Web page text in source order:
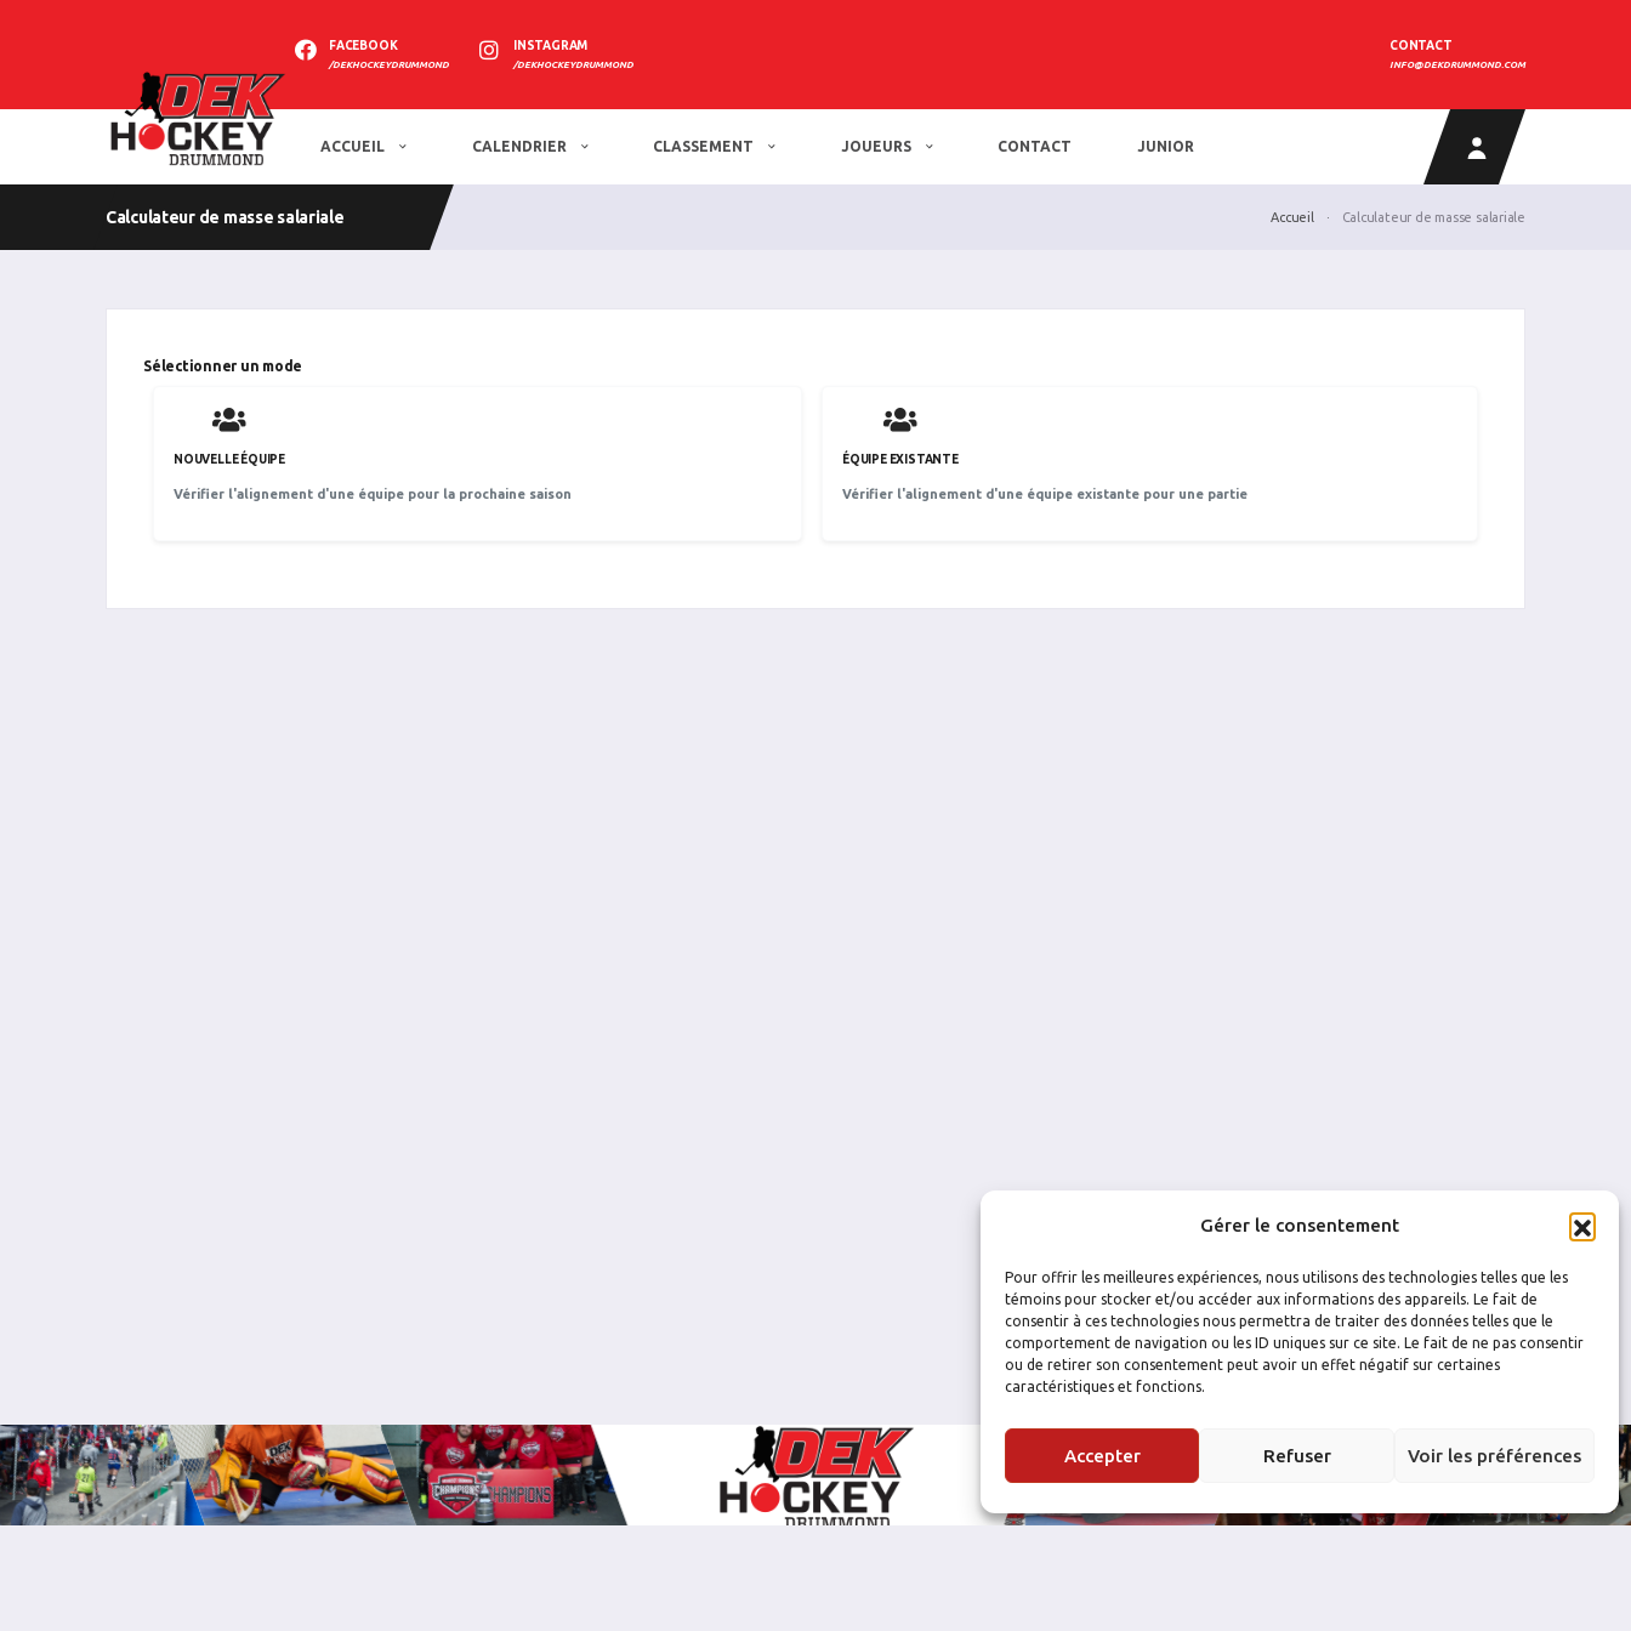
Gérer le consentement
Pour offrir les meilleures expériences, nous utilisons des technologies telles que les
témoins pour stocker et/ou accéder aux informations des appareils. Le fait de
consentir à ces technologies nous permettra de traiter des données telles que le
comportement de navigation ou les ID uniques sur ce site. Le fait de ne pas consentir
ou de retirer son consentement peut avoir un effet négatif sur certaines
caractéristiques et fonctions.
Accepter Refuser Voir les préférences
FACEBOOK
/DEKHOCKEYDRUMMOND
INSTAGRAM
/DEKHOCKEYDRUMMOND
CONTACT
INFO@DEKDRUMMOND.COM
ACCUEIL CALENDRIER CLASSEMENT JOUEURS CONTACT JUNIOR
Calculateur de masse salariale Accueil Calculateur de masse salariale
Sélectionner un mode
NOUVELLE ÉQUIPE
Vérifier l'alignement d'une équipe pour la prochaine saison
ÉQUIPE EXISTANTE
Vérifier l'alignement d'une équipe existante pour une partie